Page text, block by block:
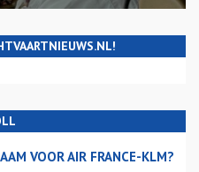
VOOR AIR FRANCE-KLM?